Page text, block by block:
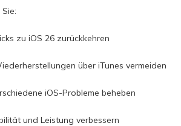
zu iOS 26 zurückkehren
über iTunes vermeiden
iOS-Probleme beheben
und Leistung verbessern